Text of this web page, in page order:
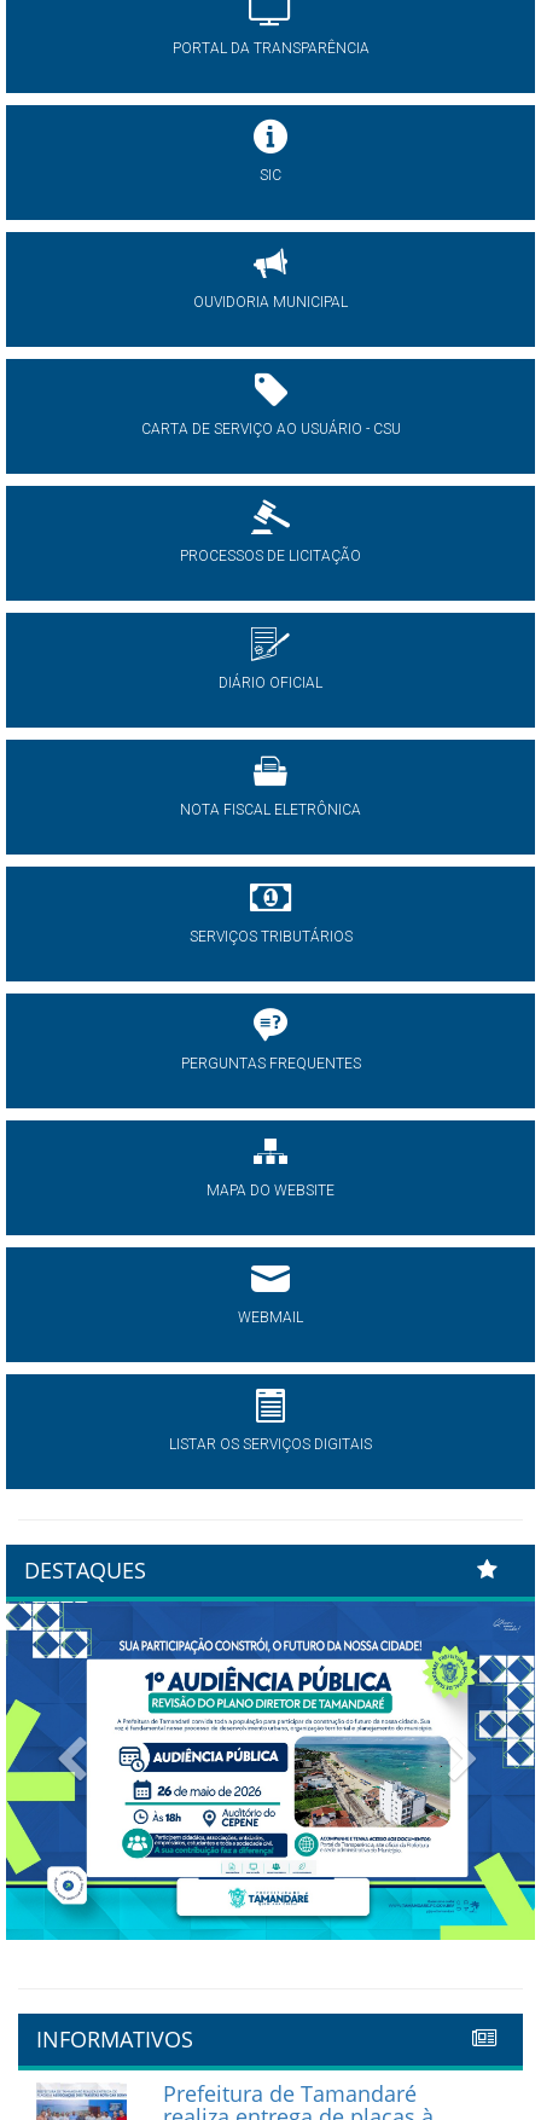
PORTAL DA TRANSPARÊNCIA
SIC
OUVIDORIA MUNICIPAL
CARTA DE SERVIÇO AO USUÁRIO - CSU
PROCESSOS DE LICITAÇÃO
DIÁRIO OFICIAL
NOTA FISCAL ELETRÔNICA
SERVIÇOS TRIBUTÁRIOS
PERGUNTAS FREQUENTES
MAPA DO WEBSITE
WEBMAIL
LISTAR OS SERVIÇOS DIGITAIS
DESTAQUES
Previous Next
INFORMATIVOS
Prefeitura de Tamandaré